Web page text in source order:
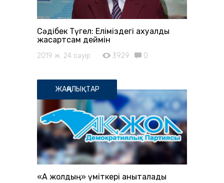
Сәдібек Түгел: Еліміздегі ахуалды
жақсартсам деймін
2019 ж. 24 сәуір 3929 0
ЖАҢАЛЫҚТАР
«Ақ жолдың» үміткері анықталады